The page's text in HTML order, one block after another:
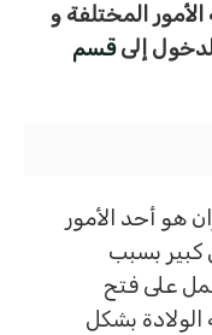
المختلفة و
إلى قسم
هو أحد الأمور
كبير بسبب
على فتح
الولادة بشكل